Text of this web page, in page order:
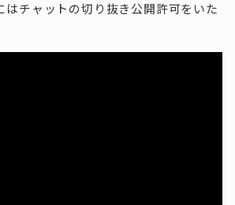
チャットの切り抜き公開許可をいた